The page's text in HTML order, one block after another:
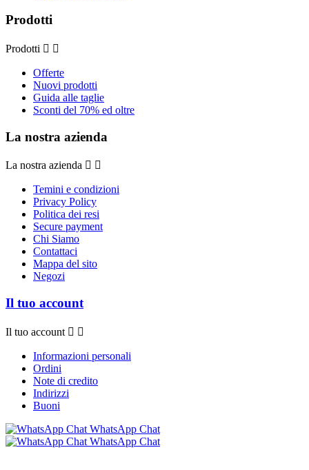
Prodotti
Prodotti  
Offerte
Nuovi prodotti
Guida alle taglie
Sconti del 70% ed oltre
La nostra azienda
La nostra azienda  
Temini e condizioni
Privacy Policy
Politica dei resi
Secure payment
Chi Siamo
Contattaci
Mappa del sito
Negozi
Il tuo account
Il tuo account  
Informazioni personali
Ordini
Note di credito
Indirizzi
Buoni
WhatsApp Chat
WhatsApp Chat